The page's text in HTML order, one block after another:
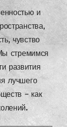
и
чувство
стремимся
развития
лучшего
— как